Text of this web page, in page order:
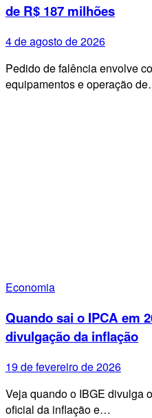
de R$ 187 milhões
4 de agosto de 2026
Pedido de falência envolve
equipamentos e operação
Economia
Quando sai o IPCA em
divulgação da inflação
19 de fevereiro de 2026
Veja quando o IBGE divulga
oficial da inflação e…